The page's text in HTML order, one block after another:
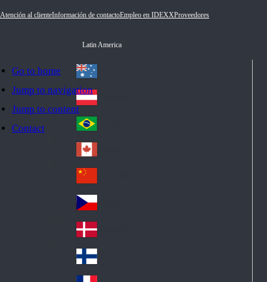
Go to home
Jump to navigation
Jump to content
Contact
Atención al clienteInformación de contactoEmpleo en IDEXXProveedores
Latin America
Au
str
ali
a
Au
stri
a
Br
azi
l
Ca
na
da
Ch
ina
Cz
ec
h
De
nm
ark
Fin